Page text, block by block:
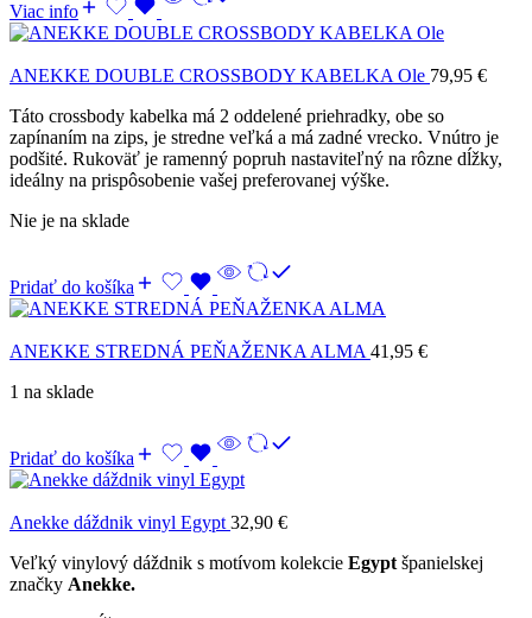
Viac info
ANEKKE DOUBLE CROSSBODY KABELKA Ole 79,95 €
Táto crossbody kabelka má 2 oddelené priehradky, obe so
zapínaním na zips, je stredne veľká a má zadné vrecko. Vnútro je
podšité. Rukoväť je ramenný popruh nastaviteľný na rôzne dĺžky,
ideálny na prispôsobenie vašej preferovanej výške.
Nie je na sklade
Pridať do košíka
ANEKKE STREDNÁ PEŇAŽENKA ALMA 41,95 €
1 na sklade
Pridať do košíka
Anekke dáždnik vinyl Egypt 32,90 €
Veľký vinylový dáždnik s motívom kolekcie Egypt španielskej
značky Anekke.